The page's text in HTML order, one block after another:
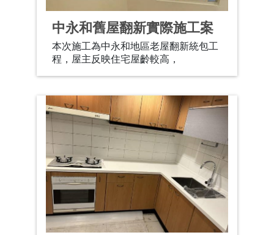
中永和舊屋翻新實際施工案
例
本次施工為中永和地區老屋翻新統包工
程，屋主反映住宅屋齡較高，